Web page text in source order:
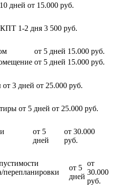
10 дней от 15.000 руб.
КПТ 1-2 дня 3 500 руб.
от 5 дней 15.000 руб.
от 5 дней 15.000 руб.
от 3 дней от 25.000 руб.
от 5 дней от 25.000 руб.
от 5
дней
от 30.000
руб.
перепланировки
от 5
дней
от
30.000
руб.